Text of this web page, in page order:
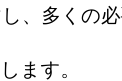
、多くの
ます。